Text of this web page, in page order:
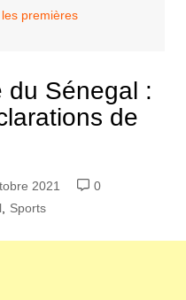
premières
du Sénegal :
de
2021
0
, Sports